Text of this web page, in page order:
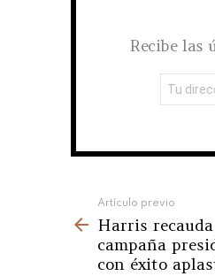
Recibe las
de
correo
more
Artículo previo
Harris
campaña
con éxito